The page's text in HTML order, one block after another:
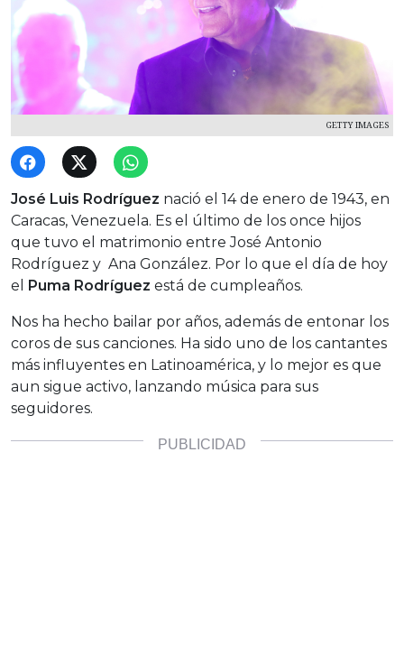
GETTY IMAGES
José Luis Rodríguez nació el 14 de enero de 1943, en
Caracas, Venezuela. Es el último de los once hijos
que tuvo el matrimonio entre José Antonio
Rodríguez y Ana González. Por lo que el día de hoy
el
Puma Rodríguez está de cumpleaños.
Nos ha hecho bailar por años, además de entonar los
coros de sus canciones. Ha sido uno de los cantantes
más influyentes en Latinoamérica, y lo mejor es que
aun sigue activo, lanzando música para sus
seguidores.